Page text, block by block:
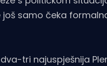
još samo čeka
tri najuspješnija